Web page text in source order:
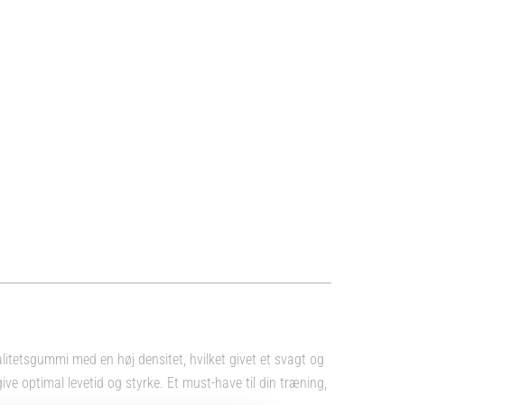
med en høj densitet, hvilket givet et svagt og
optimal levetid og styrke. Et must-have til din træning,